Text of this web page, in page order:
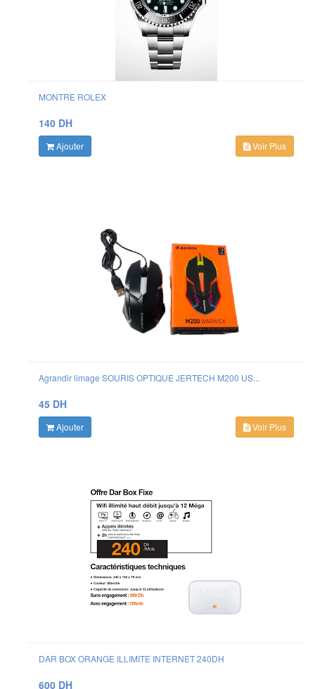
MONTRE ROLEX
140 DH
Ajouter Voir Plus
Agrandir limage SOURIS OPTIQUE JERTECH M200 US...
45 DH
Ajouter Voir Plus
DAR BOX ORANGE ILLIMITE INTERNET 240DH
600 DH